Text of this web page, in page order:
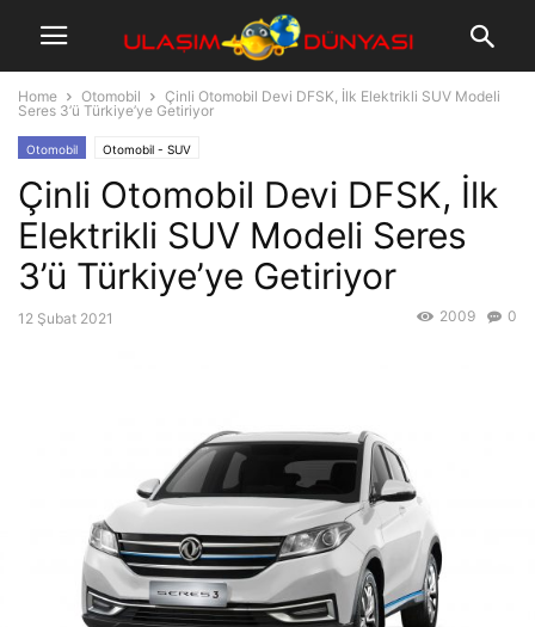
Home Otomobil
Çinli Otomobil Devi DFSK, İlk Elektrikli SUV Modeli
Seres 3’ü Türkiye’ye Getiriyor
Otomobil Otomobil - SUV
Çinli Otomobil Devi DFSK, İlk
Elektrikli SUV Modeli Seres
3’ü Türkiye’ye Getiriyor
12 Şubat 2021 0
2009